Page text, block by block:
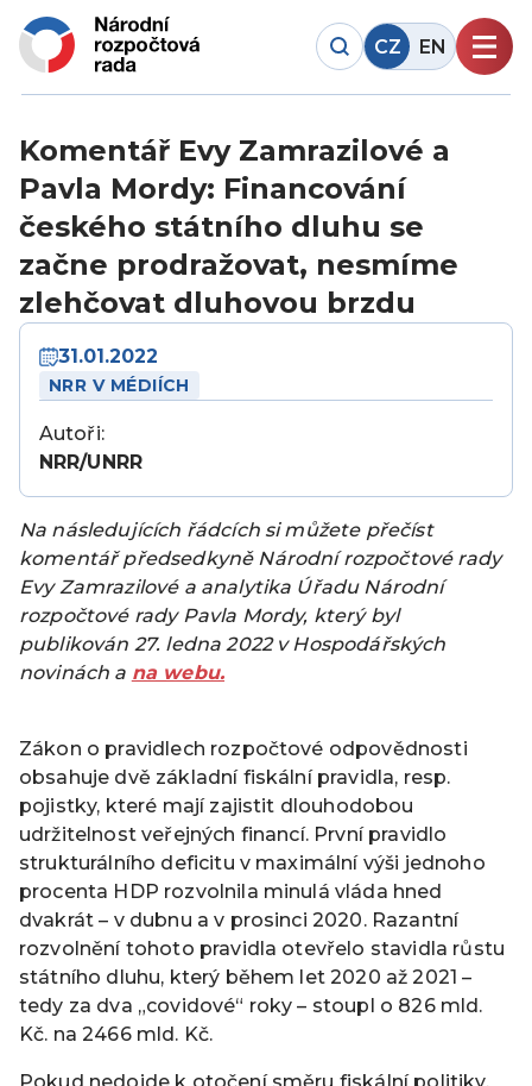
CZ EN
Komentář Evy Zamrazilové a
Pavla Mordy: Financování
českého státního dluhu se
začne prodražovat, nesmíme
zlehčovat dluhovou brzdu
31.01.2022
NRR V MÉDIÍCH
Autoři:
NRR/UNRR
Na následujících řádcích si můžete přečíst
komentář předsedkyně Národní rozpočtové rady
Evy Zamrazilové a analytika Úřadu Národní
rozpočtové rady Pavla Mordy, který byl
publikován 27. ledna 2022 v Hospodářských
novinách a na webu.
Zákon o pravidlech rozpočtové odpovědnosti
obsahuje dvě základní fiskální pravidla, resp.
pojistky, které mají zajistit dlouhodobou
udržitelnost veřejných financí. První pravidlo
strukturálního deficitu v maximální výši jednoho
procenta HDP rozvolnila minulá vláda hned
dvakrát – v dubnu a v prosinci 2020. Razantní
rozvolnění tohoto pravidla otevřelo stavidla růstu
státního dluhu, který během let 2020 až 2021 –
tedy za dva „covidové“ roky – stoupl o 826 mld.
Kč. na 2466 mld. Kč.